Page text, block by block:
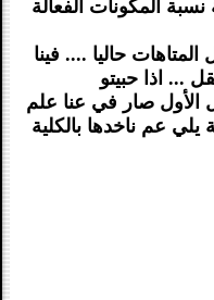
المكونات الفعالة
حاليا .... فينا
... اذا حبيتو
الأول صار في عنا علم
يلي عم ناخدها بالكلية